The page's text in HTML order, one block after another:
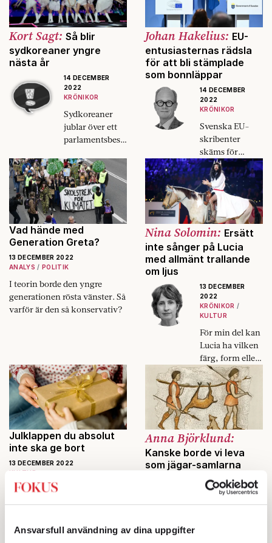
Ansvarsfull användning av dina uppgifter
metoder som
kan leda till
framgång.
Kort Sagt: Så blir
sydkoreaner yngre
nästa år
14 DECEMBER
2022
KRÖNIKOR
Sydkoreaner
jublar över ett
parlamentsbesl
landets
medborgare upp
till två år yngre.
Johan Hakelius: EU-
entusiasternas rädsla
för att bli stämplade
som bonnläppar
14 DECEMBER
2022
KRÖNIKOR
Svenska EU-
skribenter
skäms för
Sverige inför
det kommande
ordförandeskap
et 2023.
Vad hände med
Generation Greta?
13 DECEMBER 2022
ANALYS
POLITIK
I teorin borde den yngre
generationen rösta vänster. Så
varför är den så konservativ?
Nina Solomin: Ersätt
inte sånger på Lucia
med allmänt trallande
om ljus
13 DECEMBER
2022
KRÖNIKOR
KULTUR
För min del kan
Lucia ha vilken
färg, form eller
kön som helst.
Men rör ni mina
kristna
psalmer, då blir
jag en tiger.
Julklappen du absolut
inte ska ge bort
13 DECEMBER 2022
KULTUR
Vad du än gör, ta inte emot en
bok av din författarvän om du
Anna Björklund:
Kanske borde vi leva
som jägar-samlarna
13 DECEMBER
2022